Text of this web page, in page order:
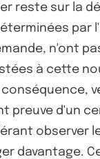
reste sur la
par
n'ont
à cette
preuve d'un
observer
davantage.